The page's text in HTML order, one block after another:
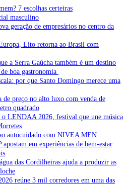
7 escolhas certeiras
masculino
geração de empresários no centro da
Lito retorna ao Brasil com
a Serra Gaúcha também é um destino
boa gastronomia
por que Santo Domingo merece uma
de preço no alto luxo com venda de
quadrado
o LENDAA 2026, festival que une música
autocuidado com NIVEA MEN
em experiências de bem-estar
das Cordilheiras ajuda a produzir as
reúne 3 mil corredores em uma das